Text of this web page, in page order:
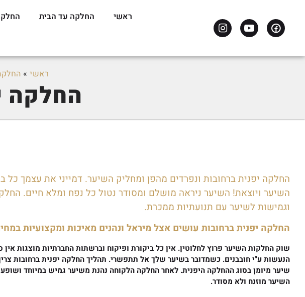
ראשי החלקה עד הבית
ראשי »
החלקה
החלקה יפנית ברחובות ונפרדים מהפן ומחליק השיער. דמייני את עצמך
השיער ויוצאת! השיער ניראה מושלם ומסודר נטול כל נפח ומלא חיים.
וגמישות לשיער עם תנועתיות ממכרת.
החלקה יפנית ברחובות עושים אצל מיראל ונהנים מאיכות ומקצועיות
שוק החלקות השיער פרוץ לחלוטין. אין כל ביקורת ופיקוח וברשתות החברתיות מוצגות
הנעשות ע"י חובבנים. כשמדובר בשיער שלך אל תתפשרי. תהליך החלקה יפנית ברחובות
שיער מיומן בסוג ההחלקה היפנית. לאחר החלקה הלקוחה נהנת משיער גמיש במיוחד
השיער מוזנח ולא מסודר.